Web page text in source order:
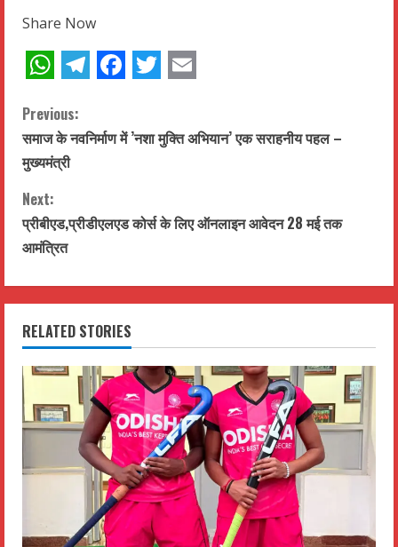
Share Now
C
o
n
t
n
u
e
R
e
d
Previous:
समाज के नवनिर्माण में ’नशा मुक्ति अभियान’ एक सराहनीय पहल –
मुख्यमंत्री
Next:
प्रीबीएड,प्रीडीएलएड कोर्स के लिए ऑनलाइन आवेदन 28 मई तक
आमंत्रित
RELATED STORIES